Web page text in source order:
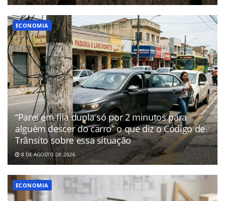
ECONOMIA
“Parei em fila dupla só por 2 minutos para
alguém descer do carro” o que diz o Código de
Trânsito sobre essa situação
8 DE AGOSTO DE 2026
ECONOMIA